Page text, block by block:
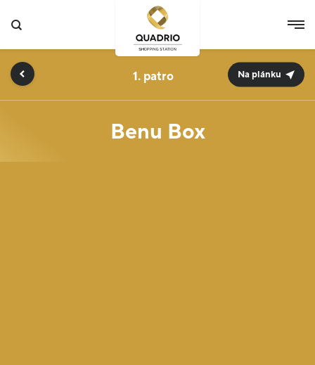
Benu Box
1. Na plánku